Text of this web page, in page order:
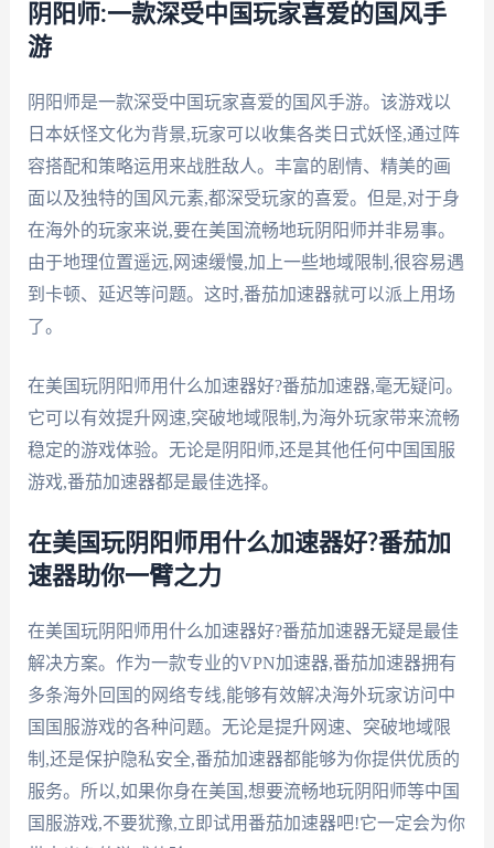
阴阳师:一款深受中国玩家喜爱的国风手
游
阴阳师是一款深受中国玩家喜爱的国风手游。该游戏以
日本妖怪文化为背景,玩家可以收集各类日式妖怪,通过阵
容搭配和策略运用来战胜敌人。丰富的剧情、精美的画
面以及独特的国风元素,都深受玩家的喜爱。但是,对于身
在海外的玩家来说,要在美国流畅地玩阴阳师并非易事。
由于地理位置遥远,网速缓慢,加上一些地域限制,很容易遇
到卡顿、延迟等问题。这时,番茄加速器就可以派上用场
了。
在美国玩阴阳师用什么加速器好?番茄加速器,毫无疑问。
它可以有效提升网速,突破地域限制,为海外玩家带来流畅
稳定的游戏体验。无论是阴阳师,还是其他任何中国国服
游戏,番茄加速器都是最佳选择。
在美国玩阴阳师用什么加速器好?番茄加
速器助你一臂之力
在美国玩阴阳师用什么加速器好?番茄加速器无疑是最佳
解决方案。作为一款专业的VPN加速器,番茄加速器拥有
多条海外回国的网络专线,能够有效解决海外玩家访问中
国国服游戏的各种问题。无论是提升网速、突破地域限
制,还是保护隐私安全,番茄加速器都能够为你提供优质的
服务。所以,如果你身在美国,想要流畅地玩阴阳师等中国
国服游戏,不要犹豫,立即试用番茄加速器吧!它一定会为你